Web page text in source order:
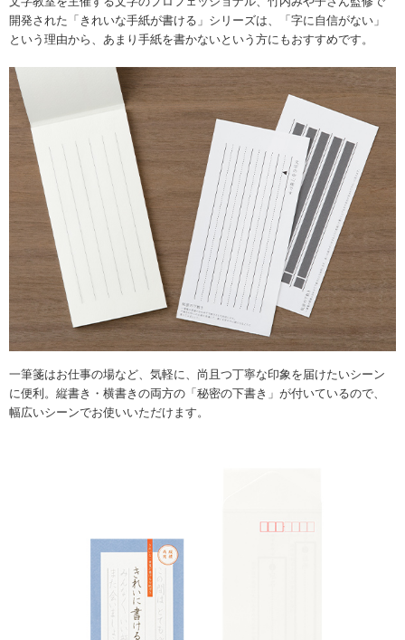
開発された「きれいな手紙が書ける」シリーズは、「字に自信がない」
という理由から、あまり手紙を書かないという方にもおすすめです。
一筆箋はお仕事の場など、気軽に、尚且つ丁寧な印象を届けたいシーン
に便利。縦書き・横書きの両方の「秘密の下書き」が付いているので、
幅広いシーンでお使いいただけます。